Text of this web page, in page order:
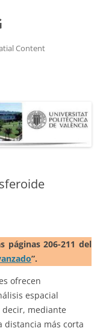
Content
páginas 206-211 del
”.
ofrecen
espacial
decir, mediante
distancia más corta